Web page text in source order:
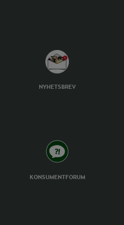
NYHETSBREV
KONSUMENTFORUM